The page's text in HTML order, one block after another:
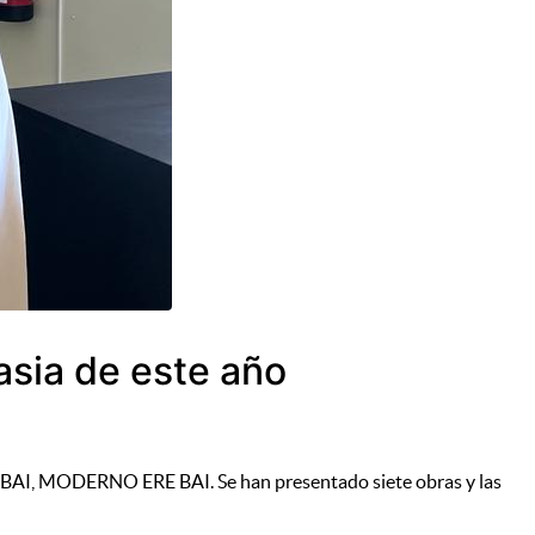
de este año
MODERNO ERE BAI. Se han presentado siete obras y las